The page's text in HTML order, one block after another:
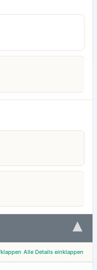
▾
Alle Details einklappen